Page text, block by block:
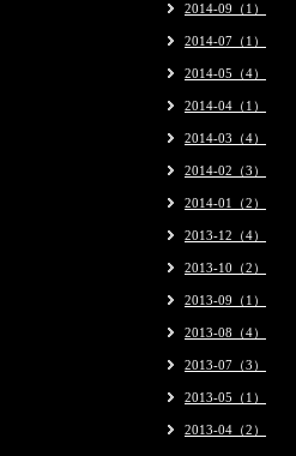
2014-09（1）
2014-07（1）
2014-05（4）
2014-04（1）
2014-03（4）
2014-02（3）
2014-01（2）
2013-12（4）
2013-10（2）
2013-09（1）
2013-08（4）
2013-07（3）
2013-05（1）
2013-04（2）